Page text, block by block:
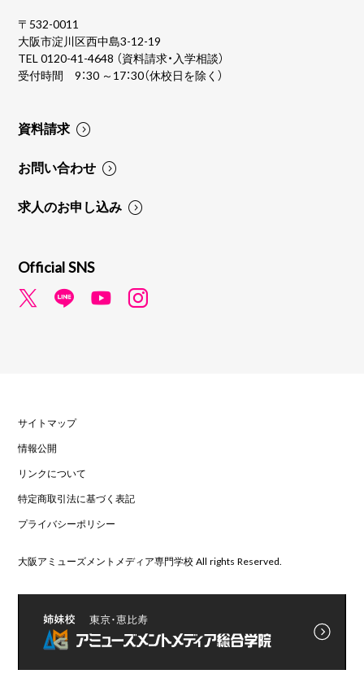
〒532-0011
大阪市淀川区西中島3-12-19
TEL0120-41-4648 （資料請求・入学相談）
受付時間 9：30 ～17：30（休校日を除く）
資料請求
お問い合わせ
求人のお申し込み
Official SNS
サイトマップ
情報公開
リンクについて
特定商取引法に基づく表記
プライバシーポリシー
大阪アミューズメントメディア専門学校 All rights Reserved.